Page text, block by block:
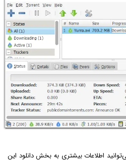
اطلاعات بیشتری به بخش دانلود این